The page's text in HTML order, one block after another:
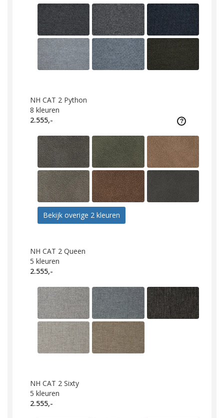
NH CAT 2 Python
8 kleuren
2.555,-
Bekijk overige 2 kleuren
NH CAT 2 Queen
5 kleuren
2.555,-
NH CAT 2 Sixty
5 kleuren
2.555,-